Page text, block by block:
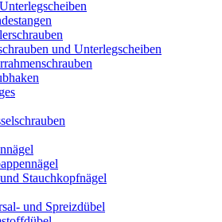
Unterlegscheiben
und Unterlegscheiben
Stauchkopfnägel
und Spreizdübel